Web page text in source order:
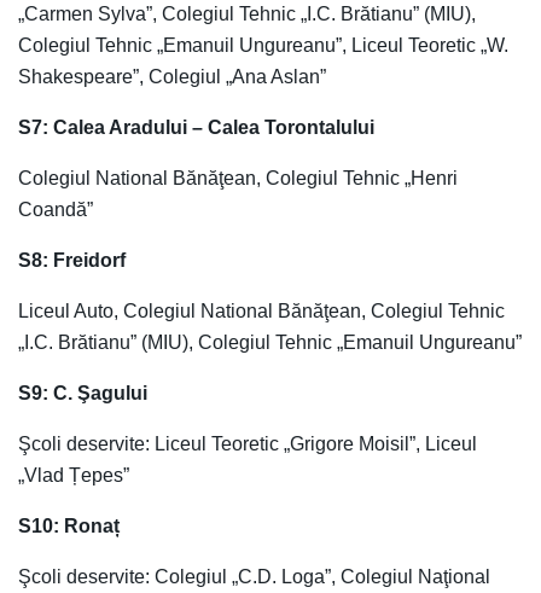
„Carmen Sylva”, Colegiul Tehnic „I.C. Brătianu” (MIU),
Colegiul Tehnic „Emanuil Ungureanu”, Liceul Teoretic „W.
Shakespeare”, Colegiul „Ana Aslan”
S7: Calea Aradului – Calea Torontalului
Colegiul National Bănăţean, Colegiul Tehnic „Henri
Coandă”
S8: Freidorf
Liceul Auto, Colegiul National Bănăţean, Colegiul Tehnic
„I.C. Brătianu” (MIU), Colegiul Tehnic „Emanuil Ungureanu”
S9: C. Şagului
Şcoli deservite: Liceul Teoretic „Grigore Moisil”, Liceul
„Vlad Țepes”
S10: Ronaț
Şcoli deservite: Colegiul „C.D. Loga”, Colegiul Naţional